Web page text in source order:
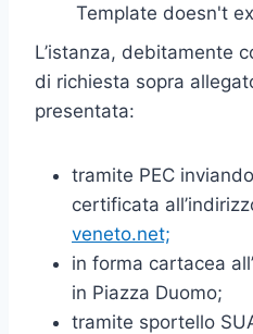
Template doesn't
L’istanza, debitamente
di richiesta sopra
presentata:
tramite PEC
certificata
veneto.net;
in forma cartacea
in Piazza Duomo;
tramite sportello